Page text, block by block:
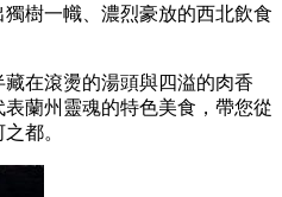
樹一幟、濃烈豪放的西北飲食
在滾燙的湯頭與四溢的肉香
蘭州靈魂的特色美食，帶您從
都。